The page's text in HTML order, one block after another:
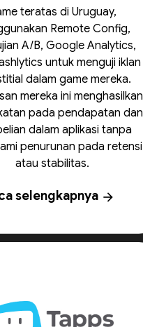
teratas di Uruguay,
Remote Config,
A/B, Google Analytics,
untuk menguji iklan
dalam game mereka.
mereka ini menghasilkan
pada pendapatan dan
dalam aplikasi tanpa
penurunan pada retensi
atau stabilitas.
selengkapnya arrow_forward